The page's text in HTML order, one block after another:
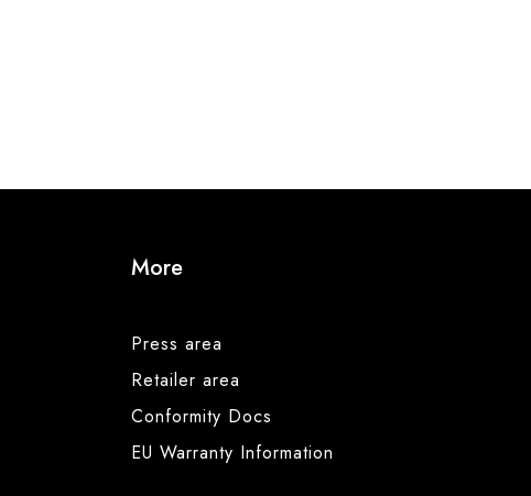
More
Press area
Retailer area
Conformity Docs
EU Warranty Information